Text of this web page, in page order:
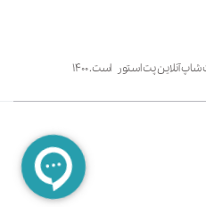
آنلاین پت استور است. ۱۴۰۰